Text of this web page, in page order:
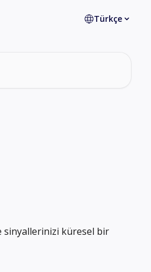
Türkçe
sinyallerinizi küresel bir